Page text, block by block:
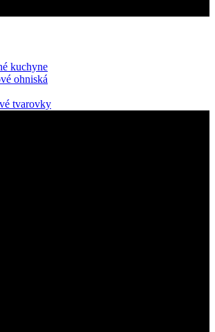
kuchyne
ohniská
tvarovky